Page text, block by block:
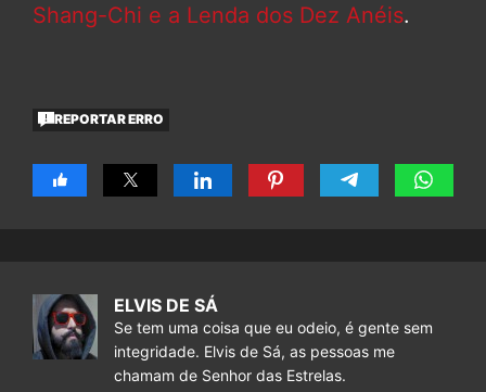
Shang-Chi e a Lenda dos Dez Anéis.
REPORTAR ERRO
ELVIS DE SÁ
Se tem uma coisa que eu odeio, é gente sem
integridade. Elvis de Sá, as pessoas me
chamam de Senhor das Estrelas.